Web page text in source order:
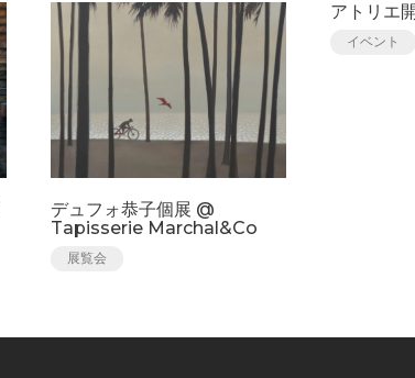
デュフォ恭子個展 @
Tapisserie Marchal&Co
展覧会
アトリエ
イベント